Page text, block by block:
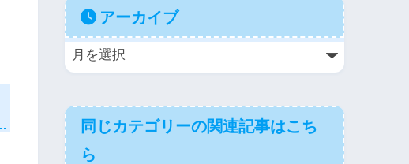
アーカイブ
同じカテゴリーの関連記事はこち
ら